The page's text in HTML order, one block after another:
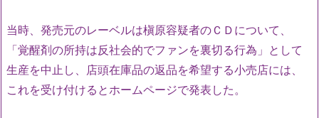
当時、発売元のレーベルは槇原容疑者のＣＤについて、
「覚醒剤の所持は反社会的でファンを裏切る行為」として
生産を中止し、店頭在庫品の返品を希望する小売店には、
これを受け付けるとホームページで発表した。